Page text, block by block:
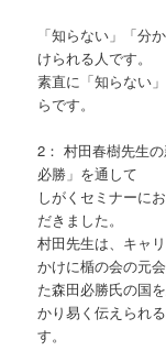
「知らない」「分
けられる人です。
素直に「知らない
らです。
2： 村田春樹先生
必勝」を通して
しがくセミナーに
だきました。
村田先生は、キャ
かけに楯の会の元
た森田必勝氏の国
かり易く伝えられ
す。